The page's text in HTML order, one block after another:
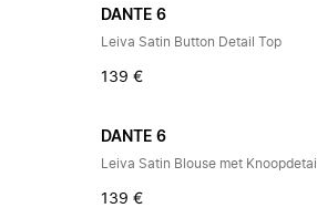
DANTE 6
Leiva Satin Button Detail Top
139 €
DANTE 6
Leiva Satin Blouse met Knoopdetail
139 €